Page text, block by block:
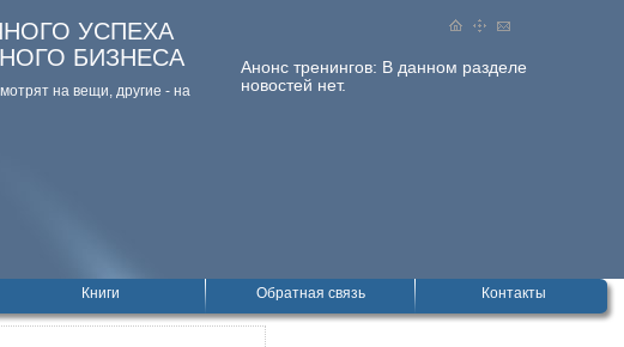
Анонс тренингов: В данном разделе
новостей нет.
УСПЕХА
БИЗНЕСА
на вещи, дpугие - на
Книги Обратная связь Контакты